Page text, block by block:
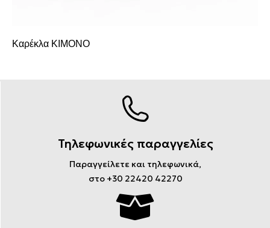
Καρέκλα KIMONO
Τηλεφωνικές παραγγελίες
Παραγγείλετε και τηλεφωνικά,
στο +30 22420 42270